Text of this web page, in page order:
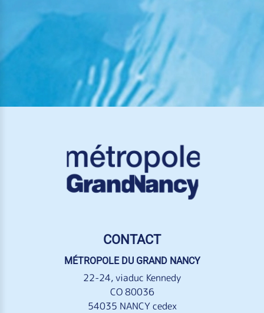
CONTACT
MÉTROPOLE DU GRAND NANCY
22-24, viaduc Kennedy
CO 80036
54035 NANCY cedex